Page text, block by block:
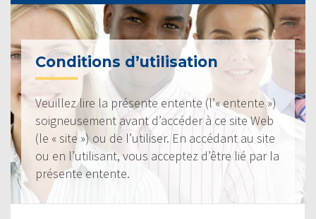
Conditions d’utilisation
Veuillez lire la présente entente (l’« entente »)
soigneusement avant d’accéder à ce site Web
(le « site ») ou de l’utiliser. En accédant au site
ou en l’utilisant, vous acceptez d’être lié par la
présente entente.